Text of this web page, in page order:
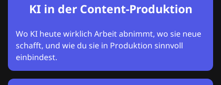
KI in der Content-Produktion
Wo KI heute wirklich Arbeit abnimmt, wo sie neue
schafft, und wie du sie in Produktion sinnvoll
einbindest.